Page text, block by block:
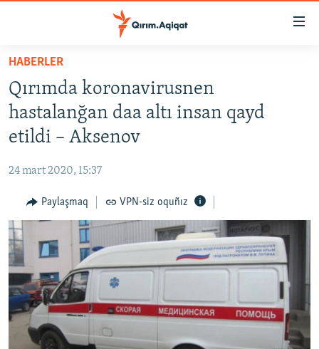
Esas
qaytmaq
Baş
navigatsiyağa
qaytmaq
Qıdıruvğa
HABERLER
SİYASET
İQTİSADİYAT
MEDENİYET
İNSAN AQLARI
VİDEO
SÜRET
BLOGLAR
FİKİR
Русский
HABERLER
Qırımda koronavirusnen
hastalanğan daa altı insan qayd
etildi – Aksenov
24 mart 2020, 15:37
Paylaşmaq VPN-siz oquñız